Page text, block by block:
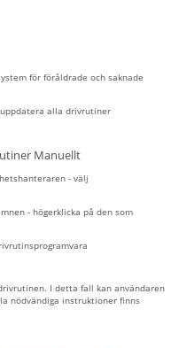
för föråldrade och saknade
alla drivrutiner
Manuellt
- välj
- högerklicka på den som
I detta fall kan användaren
nödvändiga instruktioner finns